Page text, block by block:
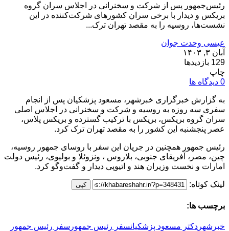
رئیس‌جمهور پس از شرکت و سخنرانی در اجلاس سران گروه
بریکس و دیدار با برخی سران کشورهای شرکت‌کننده در این
نشست‌ها، روسیه را به مقصد تهران ترک...
عیسی وحدت جوان
آبان ۳, ۱۴۰۳
129 بازدیدها
چاپ
0 دیدگاه ها
به گزارش خبرگزاری خبرشهر، مسعود پزشکیان پس از انجام
سفری سه روزه به روسیه و شرکت و سخنرانی در اجلاس اصلی
سران گروه بریکس، بریکس با ترکیب گسترده و بریکس پلاس،
عصر پنجشنبه این کشور را به مقصد تهران ترک کرد.
رئیس جمهور همچنین در جریان این سفر با روسای جمهور روسیه،
چین، مصر، آفریقای جنوبی، بلاروس ، ونزوئلا و بولیوی، رئیس دولت
امارات و نخست وزیران هند و اتیوپی دیدار و گفت‌وگو کرد.
لینک کوتاه: کپی
برچسب ها:
خبرشهر دکتر مسعود پزشکیانسفر رئیس جمهور سفر رئیس جمهور